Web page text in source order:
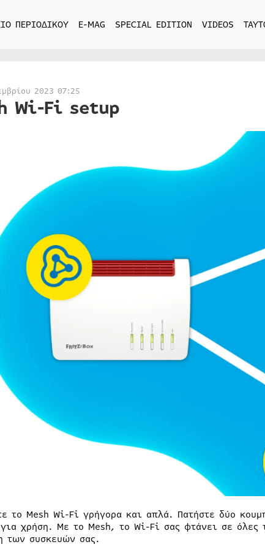
ΠΕΡΙΟΔΙΚΟΥ E-MAG SPECIAL EDITION VIDEOS
2023 07:25
Wi-Fi setup
το Mesh Wi-Fi γρήγορα και απλά. Πατήστε δύο
χρήση. Με το Mesh, το Wi-Fi σας φτάνει σε όλες
των συσκευών σας.